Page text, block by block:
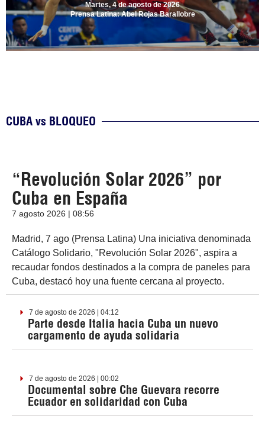
Martes, 4 de agosto de 2026
Prensa Latina: Abel Rojas Barallobre
CUBA vs BLOQUEO
“Revolución Solar 2026” por
Cuba en España
7 agosto 2026 | 08:56
Madrid, 7 ago (Prensa Latina) Una iniciativa denominada
Catálogo Solidario, "Revolución Solar 2026", aspira a
recaudar fondos destinados a la compra de paneles para
Cuba, destacó hoy una fuente cercana al proyecto.
7 de agosto de 2026 | 04:12
Parte desde Italia hacia Cuba un nuevo
cargamento de ayuda solidaria
7 de agosto de 2026 | 00:02
Documental sobre Che Guevara recorre
Ecuador en solidaridad con Cuba